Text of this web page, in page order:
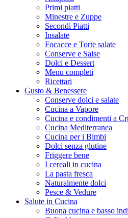
Primi piatti
Minestre e Zuppe
Secondi Piatti
Insalate
Focacce e Torte salate
Conserve e Salse
Dolci e Dessert
Menu completi
Ricettari
Gusto & Benessere
Conserve dolci e salate
Cucina a Vapore
Cucina e condimenti a
Cucina Mediterranea
Cucina per i Bimbi
Dolci senza glutine
Friggere bene
I cereali in cucina
La pasta fresca
Naturalmente dolci
Pesce & Vedure
Salute in Cucina
Buona cucina e basso